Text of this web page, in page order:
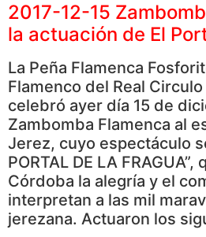
2017-12-15
la actuación de El
La Peña Flamenca
Flamenco del Real
celebró ayer día 15 de
Zambomba Flamenca al
Jerez, cuyo espectáculo
PORTAL DE LA
Córdoba la alegría y el
interpretan a las mil
jerezana. Actuaron los